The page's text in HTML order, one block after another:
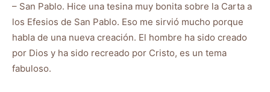
– San Pablo. Hice una tesina muy bonita sobre la Carta a
los Efesios de San Pablo. Eso me sirvió mucho porque
habla de una nueva creación. El hombre ha sido creado
por Dios y ha sido recreado por Cristo, es un tema
fabuloso.